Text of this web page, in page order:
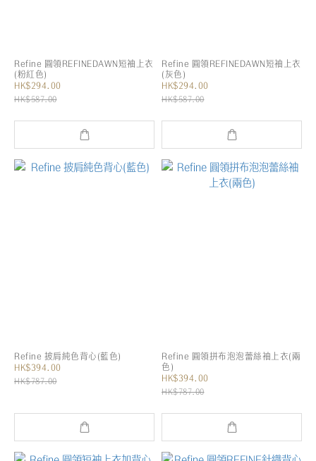
Refine 圓領REFINEDAWN短袖上衣
(粉紅色)
HK$294.00
HK$587.00
Refine 圓領REFINEDAWN短袖上衣
(灰色)
HK$294.00
HK$587.00
Refine 披肩純色背心(藍色)
HK$394.00
HK$787.00
Refine 圓領拼布泡泡蕾絲袖上衣(兩
色)
HK$394.00
HK$787.00